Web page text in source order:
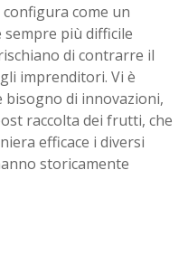
come un
sempre più difficile
di contrarre il
imprenditori. Vi è
bisogno di innovazioni,
raccolta dei frutti, che
efficace i diversi
storicamente